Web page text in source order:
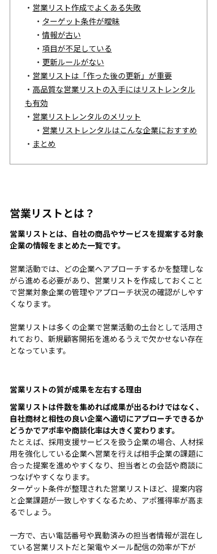
・ 営業リスト作成でよくある失敗
・ ターゲット条件が曖昧
・ 情報が古い
・ 項目が不足している
・ 更新ルールがない
・ 営業リストは「作った後の更新」が重要
・ 高品質な営業リストの入手にはリストレンタル
も有効
・ 営業リストレンタルのメリット
・ 営業リストレンタルはこんな企業におすすめ
・ まとめ
営業リストとは？
営業リストとは、自社の商品やサービスを提案する対象
企業の情報をまとめた一覧です。
営業活動では、どの企業へアプローチするかを整理しな
がら進める必要があり、営業リストを作成しておくこと
で営業対象企業の管理やアプローチ状況の確認がしやす
くなります。
営業リストは多くの企業で営業活動の土台として活用さ
れており、新規顧客開拓を進めるうえで欠かせない存在
となっています。
営業リストの質が成果を左右する理由
営業リストは件数を集めれば成果が出るわけではなく、
自社商材と相性の良い企業へ適切にアプローチできるか
どうかでアポ率や商談化率は大きく変わります。
たとえば、採用支援サービスを扱う企業の場合、人材採
用を強化している企業へ営業を行えば相手企業の課題に
合った提案を進めやすくなり、担当者との会話や商談に
つなげやすくなります。
ターゲット条件が整理された営業リストほど、提案内容
と企業課題が一致しやすくなるため、アポ獲得率が高ま
るでしょう。
一方で、古い電話番号や異動済みの担当者情報が混在し
ている営業リストだと架電やメール配信の効率が下が